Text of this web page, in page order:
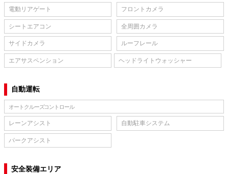
電動リアゲート フロントカメラ
シートエアコン 全周囲カメラ
サイドカメラ ルーフレール
エアサスペンション ヘッドライトウォッシャー
自動運転
オートクルーズコントロール
レーンアシスト 自動駐車システム
パークアシスト
安全装備エリア